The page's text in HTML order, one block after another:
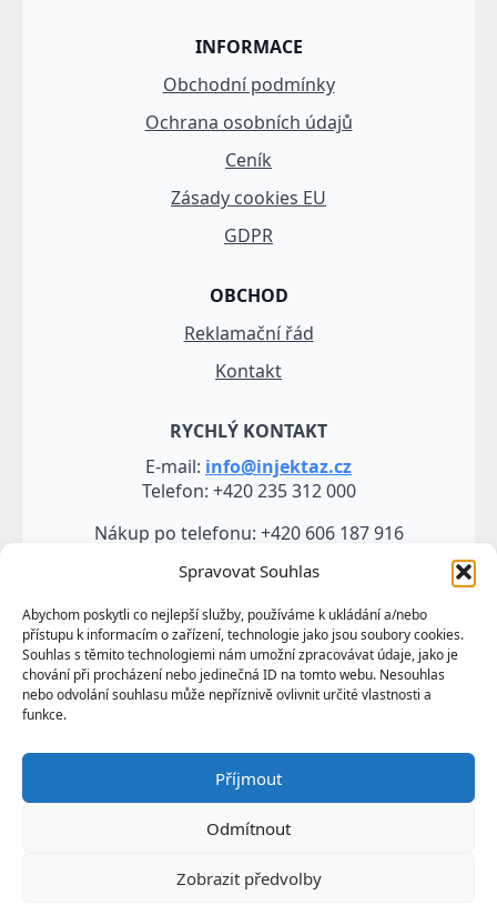
Spravovat Souhlas
Abychom poskytli co nejlepší služby, používáme k ukládání a/nebo
přístupu k informacím o zařízení, technologie jako jsou soubory cookies.
Souhlas s těmito technologiemi nám umožní zpracovávat údaje, jako je
chování při procházení nebo jedinečná ID na tomto webu. Nesouhlas
nebo odvolání souhlasu může nepříznivě ovlivnit určité vlastnosti a
funkce.
Příjmout
Odmítnout
Zobrazit předvolby
INFORMACE
Obchodní podmínky
Ochrana osobních údajů
Ceník
Zásady cookies EU
GDPR
OBCHOD
Reklamační řád
Kontakt
RYCHLÝ KONTAKT
E-mail: info@injektaz.cz
Telefon: +420 235 312 000
Nákup po telefonu: +420 606 187 916
Veškeré údaje, zejména texty a fotografie uvedené na
těchto webových stránkách jsou výtvorem a
vlastnictvím společnosti TRUMF sanace s.r.o.
představují její know-how a jako takové požívají
upravujících duševní vlastnictví.